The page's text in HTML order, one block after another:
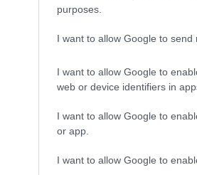
purposes.
I want to allow Google to send
I want to allow Google to
web or device identifiers in
I want to allow Google to
or app.
I want to allow Google to